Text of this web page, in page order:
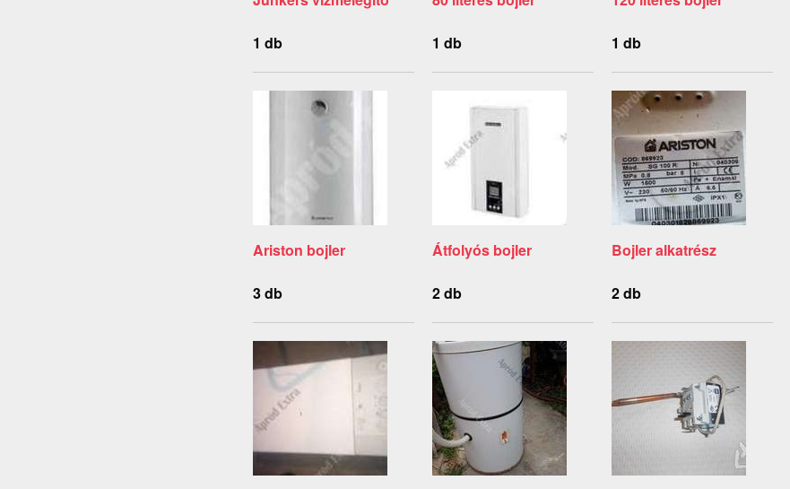
1 db 1 db 1 db
Ariston bojler
3 db
Átfolyós bojler
2 db
Bojler alkatrész
2 db